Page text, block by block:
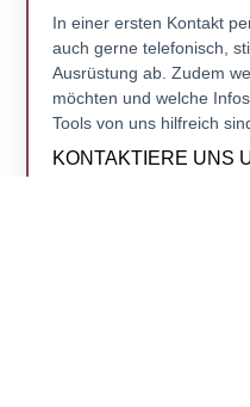
In einer ersten Kontakt
auch gerne telefonisch,
Ausrüstung ab. Zudem
möchten und welche
Tools von uns hilfreich
KONTAKTIERE UNS